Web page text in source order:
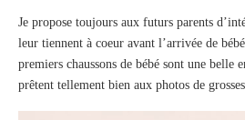
Je propose toujours aux futurs parents
leur tiennent à coeur avant l’arrivée de
premiers chaussons de bébé sont une belle
prêtent tellement bien aux photos de